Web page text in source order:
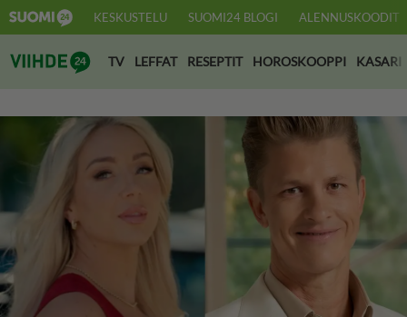
KESKUSTELU SUOMI24 BLOGI ALENNUSKOODIT
Suomi24 Viihde
TV LEFFAT RESEPTIT HOROSKOOPPI KASARI